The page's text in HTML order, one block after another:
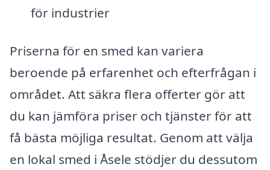
för industrier
Priserna för en smed kan variera
beroende på erfarenhet och efterfrågan i
området. Att säkra flera offerter gör att
du kan jämföra priser och tjänster för att
få bästa möjliga resultat. Genom att välja
en lokal smed i Åsele stödjer du dessutom